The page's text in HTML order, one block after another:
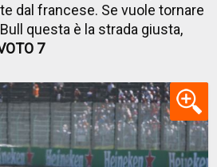
dal francese. Se vuole tornare
questa è la strada giusta,
7